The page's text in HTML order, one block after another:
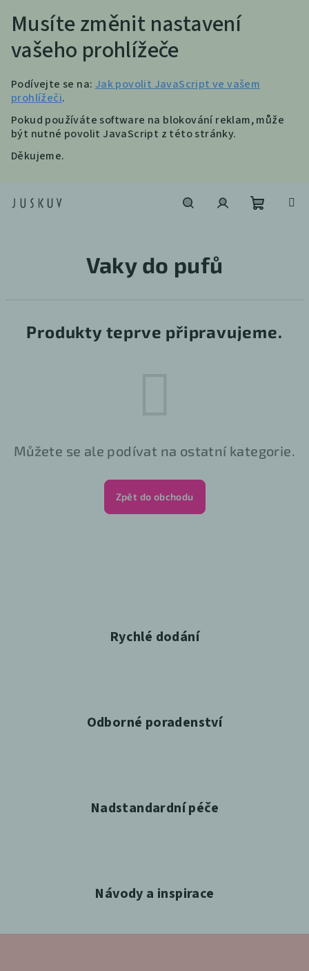
Musíte změnit nastavení
vašeho prohlížeče
Podívejte se na: Jak povolit JavaScript ve vašem
prohlížeči.
Pokud používáte software na blokování reklam, může
být nutné povolit JavaScript z této stránky.
Děkujeme.
Vaky do pufů
Produkty teprve připravujeme.
Můžete se ale podívat na ostatní kategorie.
Zpět do obchodu
Rychlé dodání
Odborné poradenství
Nadstandardní péče
Návody a inspirace